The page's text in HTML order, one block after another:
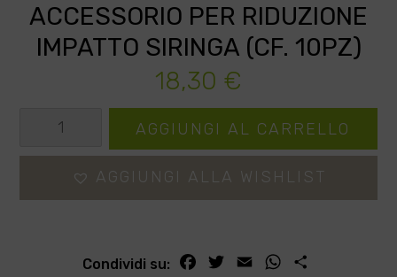
ACCESSORIO PER RIDUZIONE
IMPATTO SIRINGA (CF. 10PZ)
18,30 €
Accessorio
AGGIUNGI AL CARRELLO
AGGIUNGI ALLA WISHLIST
Condividi su: Facebook
Twitter
Email WhatsApp